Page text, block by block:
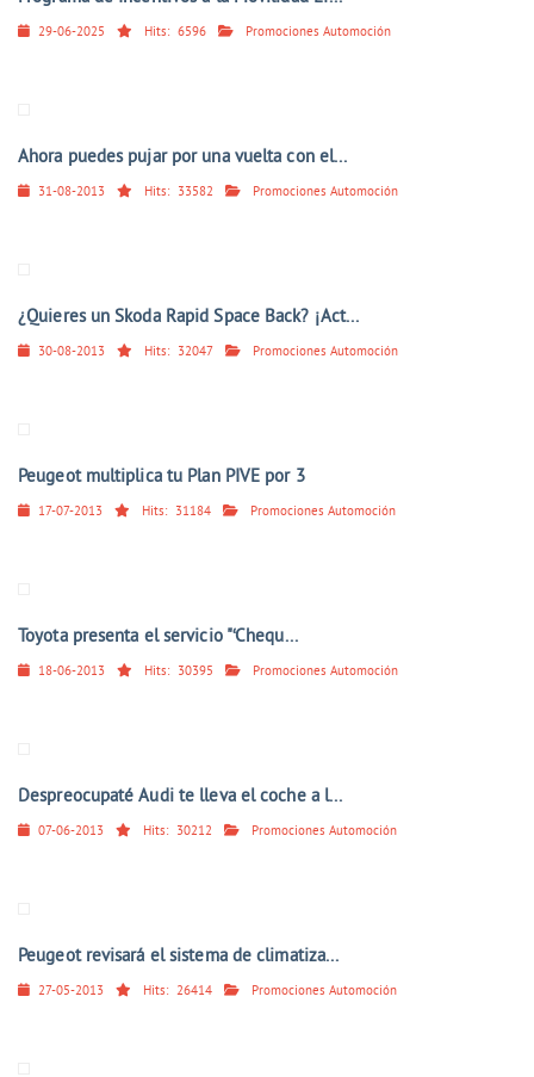
29-06-2025 Hits: 6596 Promociones Automoción
Ahora puedes pujar por una vuelta con el...
31-08-2013 Hits: 33582 Promociones Automoción
¿Quieres un Skoda Rapid Space Back? ¡Act...
30-08-2013 Hits: 32047 Promociones Automoción
Peugeot multiplica tu Plan PIVE por 3
17-07-2013 Hits: 31184 Promociones Automoción
Toyota presenta el servicio "‘Chequ...
18-06-2013 Hits: 30395 Promociones Automoción
Despreocupaté Audi te lleva el coche a l...
07-06-2013 Hits: 30212 Promociones Automoción
Peugeot revisará el sistema de climatiza...
27-05-2013 Hits: 26414 Promociones Automoción